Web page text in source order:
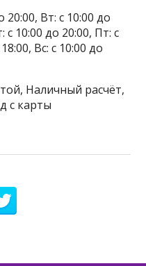
Вт: с 10:00 до
с 10:00 до 20:00, Пт: с
Вс: с 10:00 до
Наличный расчёт,
с карты